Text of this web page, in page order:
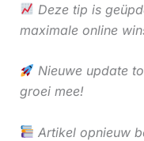
Deze tip is
maximale online
Nieuwe update
groei mee!
Artikel opnieuw